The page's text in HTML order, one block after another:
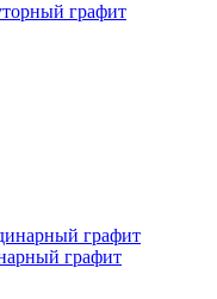
графит
графит